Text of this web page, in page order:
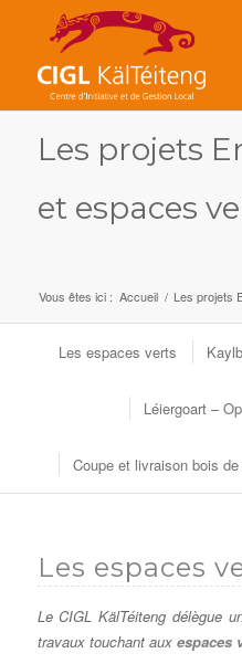
Les projets
et espaces
Vous êtes ici : Accueil / Les projets
Les espaces verts
Léiergoart –
Coupe et livraison bois
Les espaces
Le CIGL KälTéiteng délègue
travaux touchant aux espaces